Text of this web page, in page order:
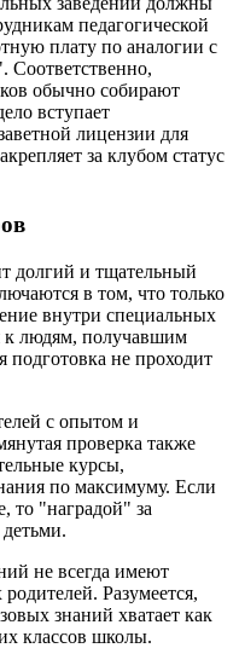
педагогической
плату по аналогии с
Соответственно,
обычно собирают
вступает
лицензии для
за клубом статус
долгий и тщательный
в том, что только
внутри специальных
к людям, получавшим
подготовка не проходит
с опытом и
проверка также
курсы,
по максимуму. Если
то "наградой" за
не всегда имеют
Разумеется,
знаний хватает как
классов школы.